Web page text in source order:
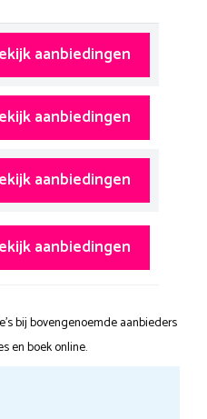
aanbiedingen
aanbiedingen
aanbiedingen
aanbiedingen
bij bovengenoemde aanbieders
en boek online.